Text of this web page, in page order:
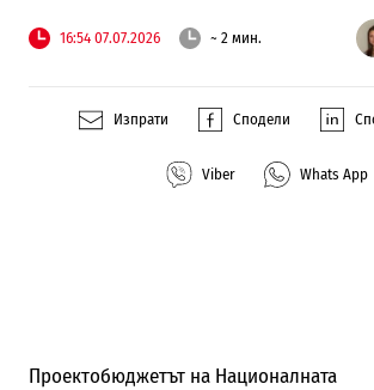
16:54 07.07.2026 ~ 2 мин.
Изпрати Сподели
Viber Whats App
Проектобюджетът на Националната